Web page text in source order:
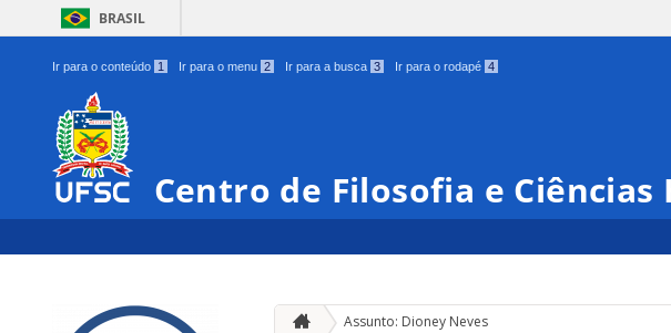
BRASIL
Ir para o conteúdo 1 Ir para o menu 2 Ir para a busca 3 Ir para o rodapé 4
Centro de Filosofia e Ciências
Assunto: Dioney Neves